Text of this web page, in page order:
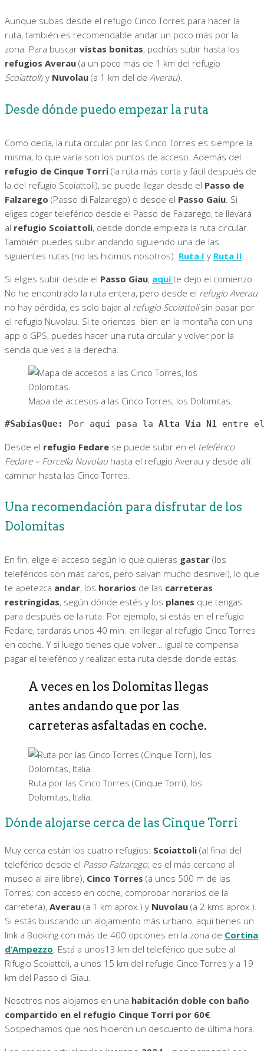
Aunque subas desde el refugio Cinco Torres para hacer la
ruta, también es recomendable andar un poco más por la
zona. Para buscar vistas bonitas, podrías subir hasta los
refugios Averau (a un poco más de 1 km del refugio
Scoiattoli) y Nuvolau (a 1 km del de Averau).
Desde dónde puedo empezar la ruta
Como decía, la ruta circular por las Cinco Torres es siempre la
misma, lo que varía son los puntos de acceso. Además del
refugio de Cinque Torri (la ruta más corta y fácil después de
la del refugio Scoiattoli), se puede llegar desde el Passo de
Falzarego (Passo di Falzarego) o desde el Passo Gaiu . Si
eliges coger teleférico desde el Passo de Falzarego, te llevará
al refugio Scoiattoli, desde donde empieza la ruta circular.
También puedes subir andando siguiendo una de las
siguientes rutas (no las hicimos nosotros): Ruta I y Ruta II
Si eliges subir desde el Passo Giau, aquí te dejo el comienzo.
No he encontrado la ruta entera, pero desde el refugio Averau
no hay pérdida, es solo bajar al refugio Scoiattolisin pasar por
el refugio Nuvolau. Si te orientas bien en la montaña con una
app o GPS, puedes hacer una ruta circular y volver por la
senda que ves a la derecha.
Mapa de accesos a las Cinco Torres, los Dolomitas.
#SabíasQue: Por aquí pasa la Alta Vía N1 entre
Desde el refugio Fedare se puede subir en el teleférico
Fedare – Forcella Nuvolauhasta el refugio Averau y desde allí
caminar hasta las Cinco Torres.
Una recomendación para disfrutar de los
Dolomitas
En fin, elige el acceso según lo que quieras gastar (los
teleféricos son más caros, pero salvan mucho desnivel), lo que
te apetezca andar, los horarios de las carreteras
restringidas, según dónde estés y los planes que tengas
para después de la ruta. Por ejemplo, si estás en el refugio
Fedare, tardarás unos 40 min. en llegar al refugio Cinco Torres
en coche. Y si luego tienes que volver… igual te compensa
pagar el teleférico y realizar esta ruta desde donde estás.
A veces en los Dolomitas llegas
antes andando que por las
carreteras asfaltadas en coche.
Ruta por las Cinco Torres (Cinque Torri), los
Dolomitas, Italia.
Dónde alojarse cerca de las Cinque Torri
Muy cerca están los cuatro refugios: Scoiattoli (al final del
teleférico desde el Passo Falzarego; es el más cercano al
museo al aire libre), Cinco Torres (a unos 500 m de las
Torres; con acceso en coche, comprobar horarios de la
carretera), Averau (a 1 km aprox.) y Nuvolau (a 2 kms aprox.).
Si estás buscando un alojamiento más urbano, aquí tienes un
link a Booking con más de 400 opciones en la zona de Cortina
d’Ampezzo . Está a unos13 km del teleférico que sube al
Rifugio Scoiattoli, a unos 15 km del refugio Cinco Torres y a 19
km del Passo di Giau.
Nosotros nos alojamos en una habitación doble con baño
compartido en el refugio Cinque Torri por 60€
Sospechamos que nos hicieron un descuento de última hora.